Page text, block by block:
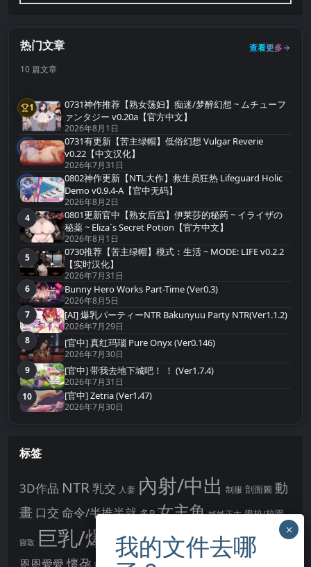
热门文章
查看更多
10 篇文章
第1名
1
0731神作推荐【熟女荡妇】痴迷/梦醉幻想 ~ ムチューフ
ァンタジー v0.20a【官方中文】
2026年8月1日
第2名
2
0731有更新【苦主绿帽】低俗幻想 Vulgar Reverie
v0.22【中文汉化】
2026年7月31日
第3名
3
0802神作更新【NTL大作】救生员狂热 Lifeguard Holic
Demo v0.9.4-A【官中无码】
2026年8月2日
第4名
4
0801更新官中【熟女后宫】伊莱莎的秘药 ~ イライザの
秘薬 ~ Eliza`s Secret Potion【官方中文】
2026年8月1日
第5名
5
0730推荐【苦主绿帽】模式：生活 ~ MODE: LIFE v0.2.2
【实时汉化】
2026年7月31日
第6名
6 Bunny Hero Works Part-Time (Ver0.3)
2026年8月5日
第7名
7 [AI] 爆乳パーティーNTR Bakunyuu Party NTR(Ver1.1.2)
2026年7月29日
第8名
8 [官中] 真红玛瑙 Pure Onyx (Ver0.146)
2026年7月30日
第9名
9 [官中] 带我去地下城吧！ ！ (Ver1.7.4)
2026年7月31日
第10名
10 [官中] Zetria (Ver1.47)
2026年7月30日
标签
3D作品 NTR乳交 人妻 內射/中出 制服 剖面圖 動
畫 口交 命令/半推半就 多P 女主角 姊姊正太 學校/校園
寢取 巨乳/爆乳幻想 強制你播種 強制播種
懷孕 男主角